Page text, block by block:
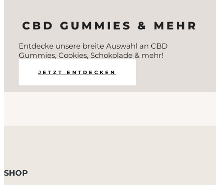
CBD GUMMIES & MEHR
Entdecke unsere breite Auswahl an CBD
Gummies, Cookies, Schokolade & mehr!
JETZT ENTDECKEN
SHOP